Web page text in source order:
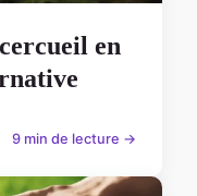
en
9 min de lecture →